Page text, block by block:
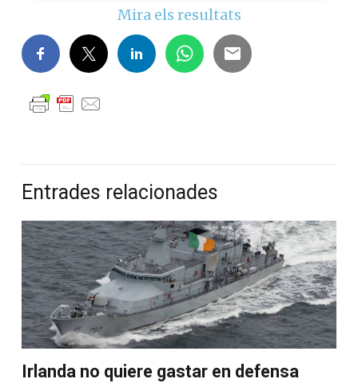
Mira els resultats
Entrades relacionades
Irlanda no quiere gastar en defensa